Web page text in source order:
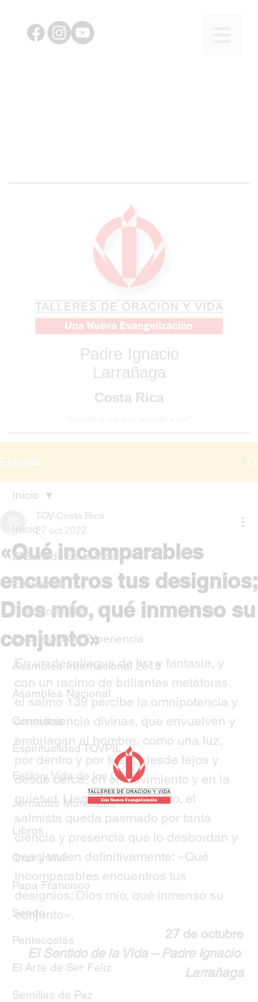
Padre Ignacio
Larrañaga
Costa Rica
Entrada
Inicio
El Sentido de la Vida
Encuentro
Oraciones TOV
Encuentro de Experiencia
Asamblea Internacional 2018
Asamblea Nacional
Consultas
Espiritualidad TOVPIL
Estilo y Vida de los Guías
Jornadas Mundiales
Libros
Orar y Vivir
Papa Francisco
Senda
Pentecostés
El Arte de Ser Feliz
Semillas de Paz
Inicio
«Qué incomparables
encuentros tus designios;
Dios mío, qué inmenso su
conjunto»
TOV-Costa Rica
27 oct 2022
En un despliegue de luz y fantasía, y
con un racimo de brillantes metáforas,
el salmo 139 percibe la omnipotencia y
omnisciencia divinas, que envuelven y
embriagan al hombre, como una luz,
por dentro y por fuera, desde lejos y
desde cerca, en el movimiento y en la
quietud. Llegado el momento, el
salmista queda pasmado por tanta
ciencia y presencia que lo desbordan y
trascienden definitivamente: «Qué
incomparables encuentros tus
designios; Dios mío, qué inmenso su
conjunto».
27 de octubre
El Sentido de la Vida – Padre Ignacio
Larrañaga